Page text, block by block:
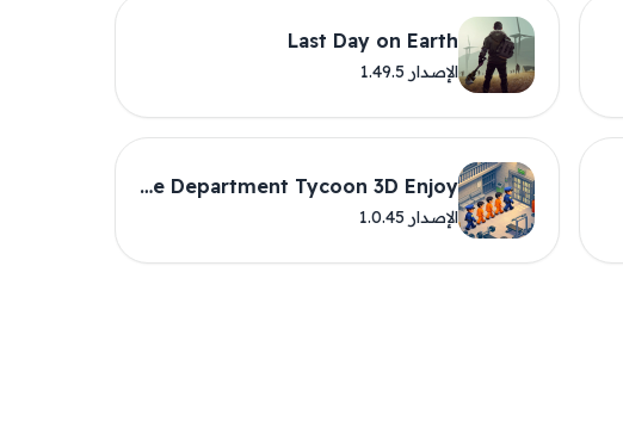
Last Day on Earth
الإصدار 1.49.5
Police Department Tycoon 3D Enjoy
الإصدار 1.0.45